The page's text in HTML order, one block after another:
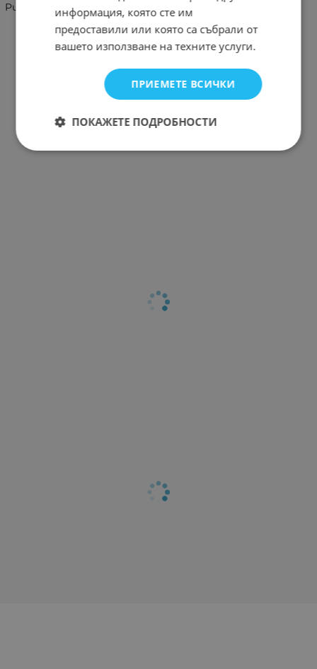
Pura 70
информация, която сте им
предоставили или която са събрали от
вашето използване на техните услуги.
ПРИЕМЕТЕ ВСИЧКИ
ПОКАЖЕТЕ ПОДРОБНОСТИ